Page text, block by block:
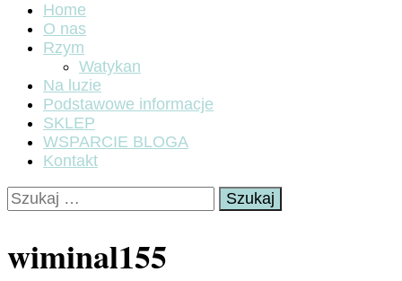
Home
O nas
Rzym
Watykan
Na luzie
Podstawowe informacje
SKLEP
WSPARCIE BLOGA
Kontakt
Szukaj:
wiminal155